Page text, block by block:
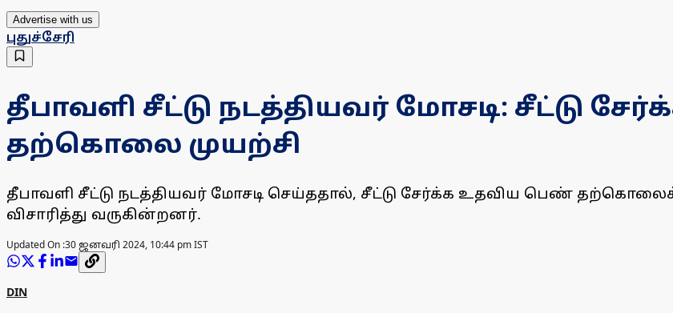
Advertise with us
புதுச்சேரி
தீபாவளி சீட்டு நடத்தியவர் மோசடி: சீட்டு
தற்கொலை முயற்சி
தீபாவளி சீட்டு நடத்தியவர் மோசடி செய்ததால், சீட்டு சேர்க்க உதவிய பெண்
விசாரித்து வருகின்றனர்.
Updated On :30 ஜனவரி 2024, 10:44 pm IST
DIN